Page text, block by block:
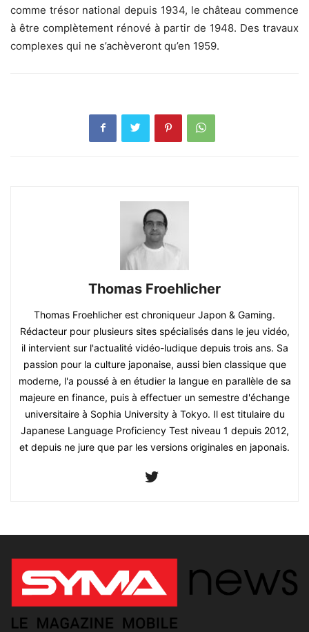
comme trésor national depuis 1934, le château commence
à être complètement rénové à partir de 1948. Des travaux
complexes qui ne s’achèveront qu’en 1959.
Thomas Froehlicher
Thomas Froehlicher est chroniqueur Japon & Gaming.
Rédacteur pour plusieurs sites spécialisés dans le jeu vidéo,
il intervient sur l'actualité vidéo-ludique depuis trois ans. Sa
passion pour la culture japonaise, aussi bien classique que
moderne, l'a poussé à en étudier la langue en parallèle de sa
majeure en finance, puis à effectuer un semestre d'échange
universitaire à Sophia University à Tokyo. Il est titulaire du
Japanese Language Proficiency Test niveau 1 depuis 2012,
et depuis ne jure que par les versions originales en japonais.